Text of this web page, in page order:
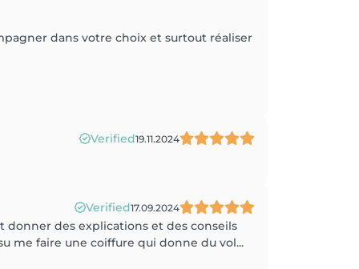
dans votre choix et surtout réaliser
Verified19.11.2024
Verified17.09.2024
donner des explications et des conseils
me faire une coiffure qui donne du vol...